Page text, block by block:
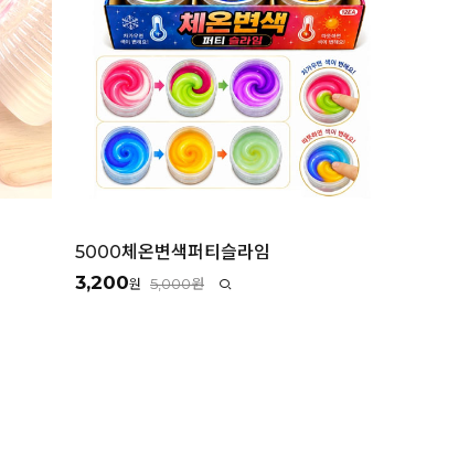
5000체온변색퍼티슬라임
3,200원 5,000원